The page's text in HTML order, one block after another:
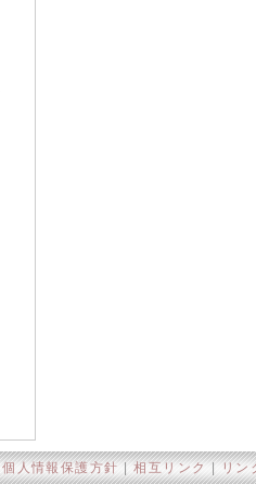
個人情報保護方針 |相互リンク リン